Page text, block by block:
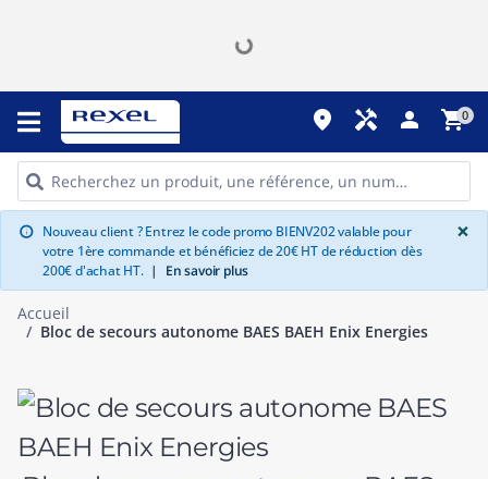
place handyman person shopping_cart0
info Nouveau client ? Entrez le code promo BIENV202 valable pour
votre 1ère commande et bénéficiez de 20€ HT de réduction dès
200€ d'achat HT. | En savoir plus
×
Accueil
Bloc de secours autonome BAES BAEH Enix Energies